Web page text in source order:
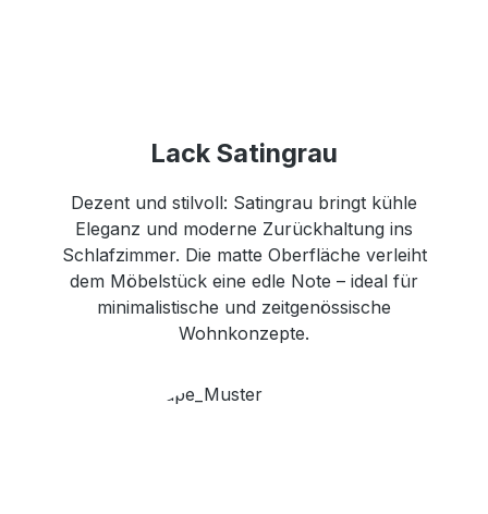
Lack Satingrau
Dezent und stilvoll: Satingrau bringt kühle
Eleganz und moderne Zurückhaltung ins
Schlafzimmer. Die matte Oberfläche verleiht
dem Möbelstück eine edle Note – ideal für
minimalistische und zeitgenössische
Wohnkonzepte.